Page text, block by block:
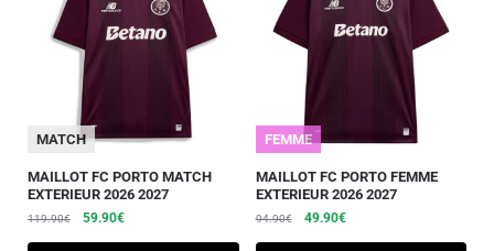
MATCH
MAILLOT FC PORTO MATCH
EXTERIEUR 2026 2027
119.90€ 59.90€
FEMME
MAILLOT FC PORTO FEMME
EXTERIEUR 2026 2027
94.90€ 49.90€